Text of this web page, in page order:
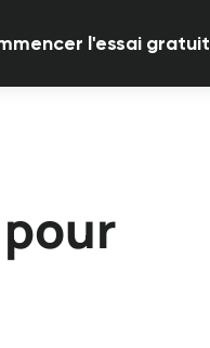
l'essai gratuit